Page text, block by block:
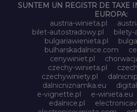
SUNTEM UN REGISTR DE TAXE
EUROPA:
austria-winieta.pl
bilet-autostradowy.pl
bilety-
bulgariawienieta.pl
bulharskadalnice.com
cenywiniet.pl
czechy-winieta.pl
czechywiniety.pl
dalnicniznamka.eu
e-vignette.pl
e-winieta.eu
edalnice.pl